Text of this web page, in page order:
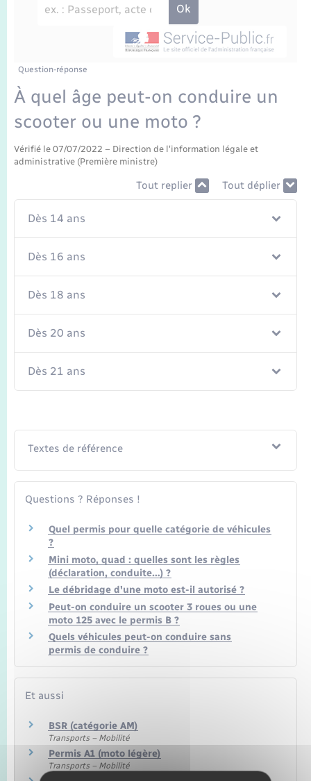
Etat-civil - Papiers - Citoyenneté
Parrainage civil
Recensement
Concessions funéraires
Nouvel habitant
Numérique
Organisation d’événement
Sécurité - Prévention
Seniors
Transports
Transports scolaires
Voirie et espace public
Travaux - Autorisation d’occupation de l’espace
Plan interactif
La Communauté de communes
Question-réponse
À quel âge peut-on conduire un
scooter ou une moto ?
Vérifié le 07/07/2022 – Direction de l'information légale et
administrative (Première ministre)
Tout replier Tout déplier
Dès 14 ans
Dès 16 ans
Dès 18 ans
Dès 20 ans
Dès 21 ans
Textes de référence
Questions ? Réponses !
Quel permis pour quelle catégorie de véhicules
?
Mini moto, quad : quelles sont les règles
(déclaration, conduite…) ?
Le débridage d'une moto est-il autorisé ?
Peut-on conduire un scooter 3 roues ou une
moto 125 avec le permis B ?
Quels véhicules peut-on conduire sans
permis de conduire ?
Et aussi
BSR (catégorie AM)
Transports – Mobilité
Permis A1 (moto légère)
Transports – Mobilité